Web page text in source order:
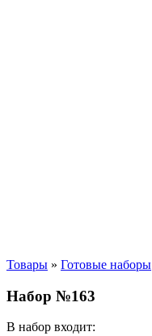
Товары » Готовые наборы
Набор №163
В набор входит: